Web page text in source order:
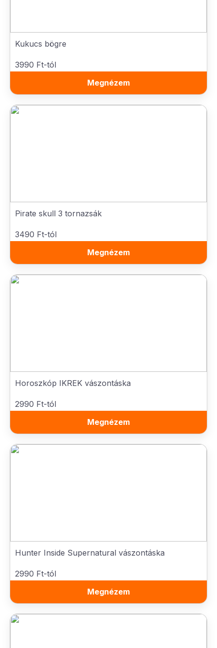
Kukucs bögre
3990 Ft-tól
Megnézem
Pirate skull 3 tornazsák
3490 Ft-tól
Megnézem
Horoszkóp IKREK vászontáska
2990 Ft-tól
Megnézem
Hunter Inside Supernatural vászontáska
2990 Ft-tól
Megnézem